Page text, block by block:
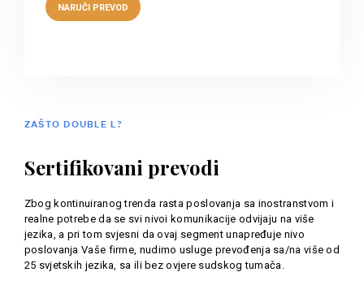
ZAŠTO DOUBLE L?
Sertifikovani prevodi
Zbog kontinuiranog trenda rasta poslovanja sa inostranstvom i
realne potrebe da se svi nivoi komunikacije odvijaju na više
jezika, a pri tom svjesni da ovaj segment unapređuje nivo
poslovanja Vaše firme, nudimo usluge prevođenja sa/na više od
25 svjetskih jezika, sa ili bez ovjere sudskog tumača.